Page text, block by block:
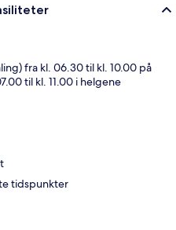
fra kl. 06.30 til kl. 10.00 på
til kl. 11.00 i helgene
tidspunkter